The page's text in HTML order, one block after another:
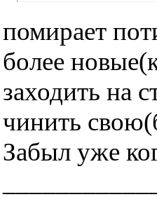
помирает
более
заходить на
чинить
Забыл уже